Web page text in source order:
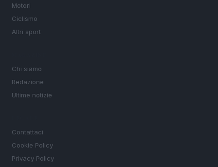
Motori
Ciclismo
Altri sport
Chi siamo
Redazione
Ultime notizie
Contattaci
Cookie Policy
Privacy Policy